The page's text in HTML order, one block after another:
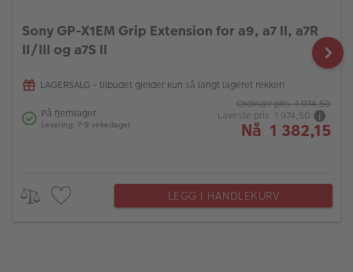
Sony GP-X1EM Grip Extension for a9, a7 II, a7R
II/III og a7S II
LAGERSALG - tilbudet gjelder kun så langt lageret rekker!
På fjernlager
Levering: 7-9 virkedager
Ordinær pris 1 974,50
Laveste pris 1 974,50
Nå 1 382,15
LEGG I HANDLEKURV